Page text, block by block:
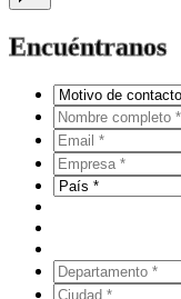
Encuéntranos